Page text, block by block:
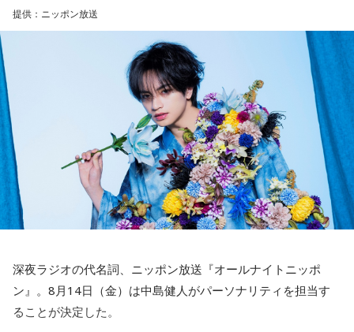
しないほうが良かったなと僕は思っています。
とはいえ、塩貝選手とはW杯が終わったときに違うところで
会いましたけど、本当に純粋なんですよ。全然悪気がないと
いうか。ただ、プロの選手としてそこまで考えてコメントす
るべきだったかなとは思います。
でもまだ若いですから。森保監督は“リバウンドメンタリテ
ィ”という言葉をよく使いますけど、何かうまくいかなかった
後のリアクションがすごく重要で、今後そこを塩貝選手は試
されるのかなと思いますし、その期待に応えるだけのものを
持っている選手だと思いますから、良いエネルギーに変えて
もらいたいなと思います。
----------------------------------------------------
この日の放送をradikoタイムフリーで聴く
※放送エリア外の方は、プレミアム会員の登録でご利用いた
だけます。
身体作りができたと思うので、結果を出さないといけないと
ころで出せたというのはよかったと思います」
――2月の南郷キャンプ終盤で右肘痛が発覚した時の心境を教
山田「痛かったですし、手術のタイミングはすごく悩んだの
ですが、3月9日に手術をさせていただいた。痛いままプレー
をしていても成績も上がらないですし、自分としても不安を
抱えながらプレーをするのは嫌だったので、できるだけ早く
手術をして、早く復帰ができるようにというので決断しまし
た」
――以前から痛みはあったのでしょうか？
山田「痛みがない範囲でできていたのですが、痛みの場所が
動いてしまって、数ミリでも痛みの場所が動くだけで痛みが
変わってくるので」
提供：ニッポン放送
深夜ラジオの代名詞、ニッポン放送『オールナイトニッポ
ン』。8月14日（金）は中島健人がパーソナリティを担当す
ることが決定した。